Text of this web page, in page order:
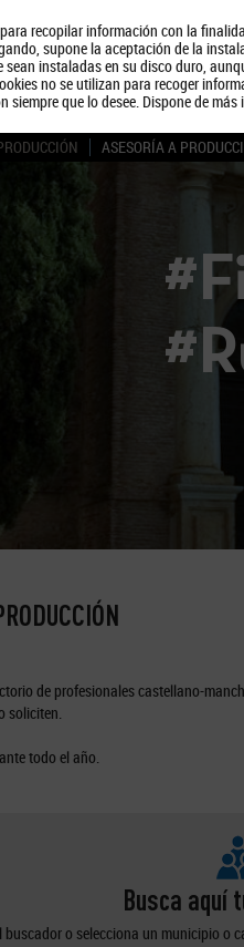
recopilar información con la
supone la aceptación de la
instaladas en su disco duro,
no se utilizan para recoger
que lo desee. Dispone de
ASESORÍA A
de profesionales castellano-
soliciten.
todo el año.
Busca aquí
buscador o selecciona un municipio o